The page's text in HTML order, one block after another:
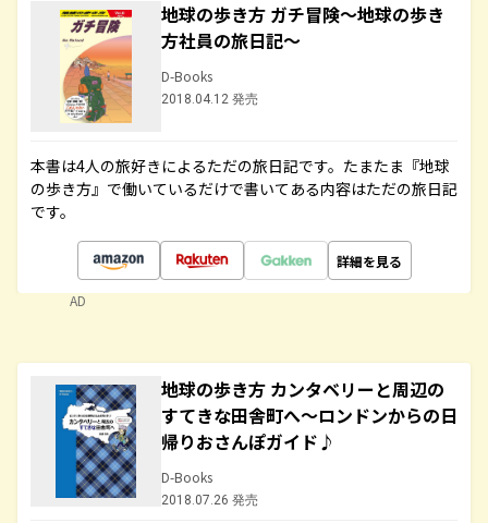
地球の歩き方 ガチ冒険～地球の歩き
方社員の旅日記～
D-Books
2018.04.12 発売
本書は4人の旅好きによるただの旅日記です。たまたま『地球
の歩き方』で働いているだけで書いてある内容はただの旅日記
です。
詳細を見る
AD
地球の歩き方 カンタベリーと周辺の
すてきな田舎町へ～ロンドンからの日
帰りおさんぽガイド♪
D-Books
2018.07.26 発売